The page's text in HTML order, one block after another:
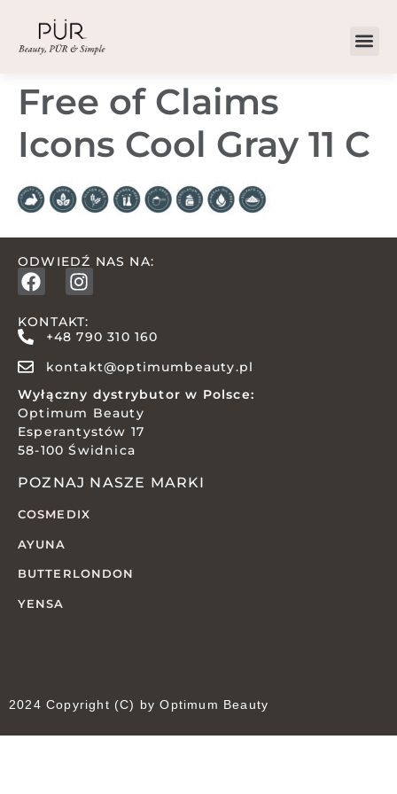
Free of Claims
Icons Cool Gray 11 C
ODWIEDŹ NAS NA:
KONTAKT:
+48 790 310 160
kontakt@optimumbeauty.pl
Wyłączny dystrybutor w Polsce:
Optimum Beauty
Esperantystów 17
58-100 Świdnica
POZNAJ NASZE MARKI
COSMEDIX
AYUNA
BUTTERLONDON
YENSA
2024 Copyright (C) by Optimum Beauty